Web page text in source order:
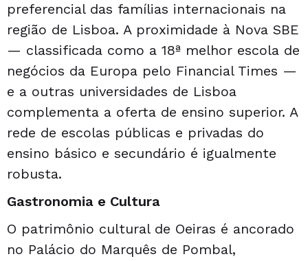
preferencial das famílias internacionais na
região de Lisboa. A proximidade à Nova SBE
— classificada como a 18ª melhor escola de
negócios da Europa pelo Financial Times —
e a outras universidades de Lisboa
complementa a oferta de ensino superior. A
rede de escolas públicas e privadas do
ensino básico e secundário é igualmente
robusta.
Gastronomia e Cultura
O patrimônio cultural de Oeiras é ancorado
no Palácio do Marquês de Pombal,